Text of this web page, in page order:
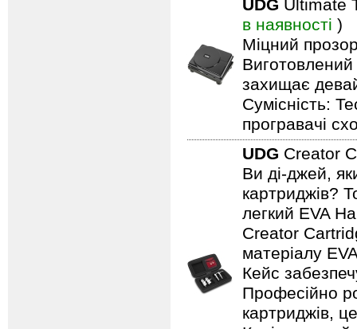
UDG Ultimate
в наявності )
Міцний
Виготовлений
захищає
Сумісність:
програвачі
UDG Creator
Ви ді-джей,
картриджів?
легкий EVA
Creator
матеріалу
Кейс
Професійно
картриджів,